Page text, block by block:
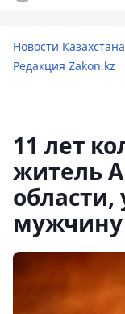
Новости
Редакция Zakon.kz
11 лет
житель
мужчину